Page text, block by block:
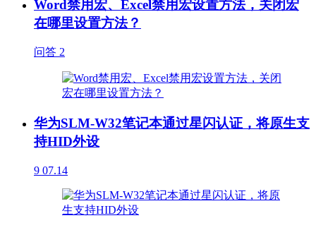
Word禁用宏、Excel禁用宏设置方法，关闭宏
在哪里设置方法？
问答 2
华为SLM-W32笔记本通过星闪认证，将原生支
持HID外设
9 07.14